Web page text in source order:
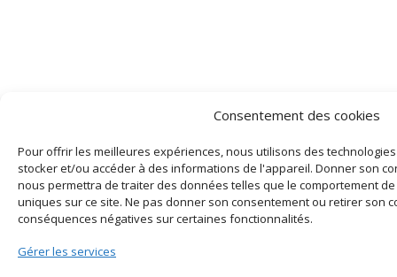
Consentement des cookies
Pour offrir les meilleures expériences, nous utilisons des
stocker et/ou accéder à des informations de l'appareil. Donner son
nous permettra de traiter des données telles que le comportement
uniques sur ce site. Ne pas donner son consentement ou retirer son
conséquences négatives sur certaines fonctionnalités.
Gérer les services